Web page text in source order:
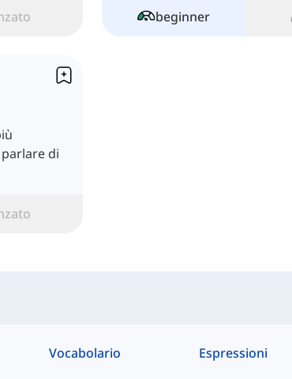
beginner
di
Vocabolario Espressioni